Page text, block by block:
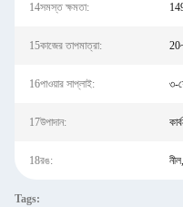
14সমস্ত ক্ষমতা:
15কাজের তাপমাত্রা:
16পাওয়ার সাপ্লাই: ৩-
17উপাদান:
18রঙ:
Tags: